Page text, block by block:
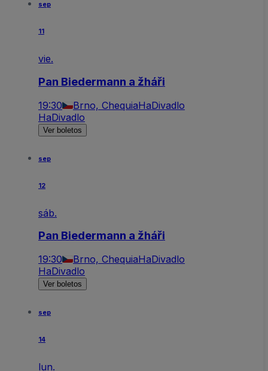
sep
11
vie.
Pan Biedermann a žháři
19:30 Brno, ChequiaHaDivadlo
HaDivadlo
Ver boletos
sep
12
sáb.
Pan Biedermann a žháři
19:30 Brno, ChequiaHaDivadlo
HaDivadlo
Ver boletos
sep
14
lun.